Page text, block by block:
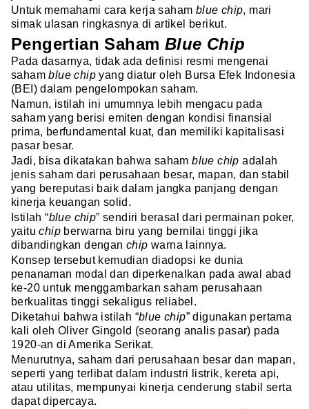
Untuk memahami cara kerja saham blue chip, mari
simak ulasan ringkasnya di artikel berikut.
Pengertian Saham Blue Chip
Pada dasarnya, tidak ada definisi resmi mengenai
sahamblue chip yang diatur oleh Bursa Efek Indonesia
(BEI) dalam pengelompokan saham.
Namun, istilah ini umumnya lebih mengacu pada
saham yang berisi emiten dengan kondisi finansial
prima, berfundamental kuat, dan memiliki kapitalisasi
pasar besar.
Jadi, bisa dikatakan bahwa sahamblue chip adalah
jenis saham dari perusahaan besar, mapan, dan stabil
yang bereputasi baik dalam jangka panjang dengan
kinerja keuangan solid.
Istilah “blue chip” sendiri berasal dari permainan poker,
yaituchip berwarna biru yang bernilai tinggi jika
dibandingkan dengan chip warna lainnya.
Konsep tersebut kemudian diadopsi ke dunia
penanaman modal dan diperkenalkan pada awal abad
ke-20 untuk menggambarkan saham perusahaan
berkualitas tinggi sekaligus reliabel.
Diketahui bahwa istilah “blue chip” digunakan pertama
kali oleh Oliver Gingold (seorang analis pasar) pada
1920-an di Amerika Serikat.
Menurutnya, saham dari perusahaan besar dan mapan,
seperti yang terlibat dalam industri listrik, kereta api,
atau utilitas, mempunyai kinerja cenderung stabil serta
dapat dipercaya.